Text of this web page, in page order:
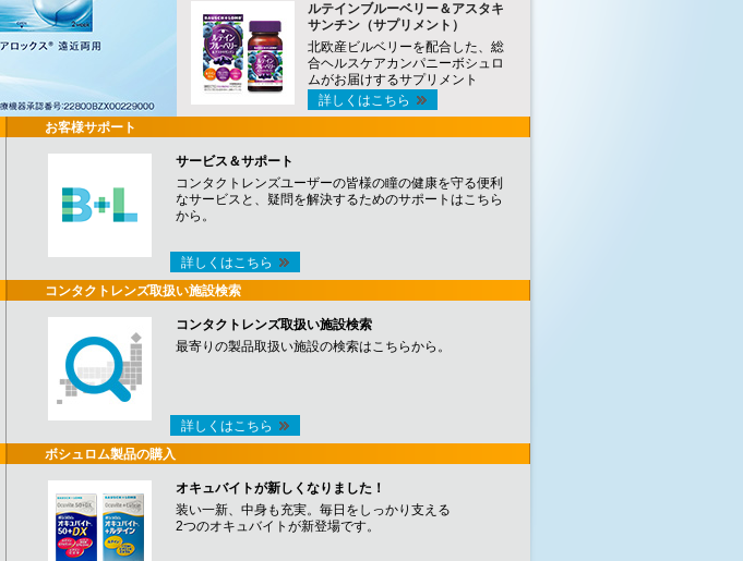
ルテインブルーベリー＆アスタキ
サンチン（サプリメント）
北欧産ビルベリーを配合した、総
合ヘルスケアカンパニーボシュロ
ムがお届けするサプリメント
詳しくはこちら
お客様サポート
サービス＆サポート
コンタクトレンズユーザーの皆様の瞳の健康を守る便利
なサービスと、疑問を解決するためのサポートはこちら
から。
詳しくはこちら
コンタクトレンズ取扱い施設検索
コンタクトレンズ取扱い施設検索
最寄りの製品取扱い施設の検索はこちらから。
詳しくはこちら
ボシュロム製品の購入
オキュバイトが新しくなりました！
装い一新、中身も充実。毎日をしっかり支える
2つのオキュバイトが新登場です。